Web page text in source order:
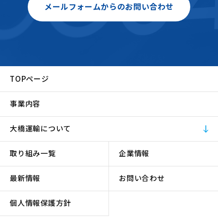
メールフォームからのお問い合わせ
TOPページ
事業内容
大橋運輸について
取り組み一覧 企業情報
最新情報 お問い合わせ
個人情報保護方針